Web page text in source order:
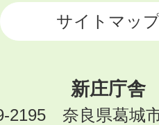
サイトマッ
新庄庁舎
2195 奈良県葛城